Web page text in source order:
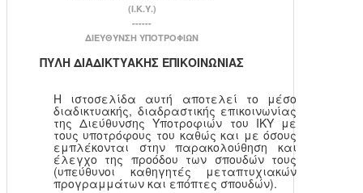
(Ι.Κ.Υ.)
------
ΔΙΕΥΘΥΝΣΗ ΥΠΟΤΡΟΦΙΩΝ
ΠΥΛΗ ΔΙΑΔΙΚΤΥΑΚΗΣ ΕΠΙΚΟΙΝΩΝΙΑΣ
Η ιστοσελίδα αυτή αποτελεί το μέσο
διαδικτυακής, διαδραστικής επικοινωνίας
της Διεύθυνσης Υποτροφιών του ΙΚΥ με
τους υποτρόφους του καθώς και με όσους
εμπλέκονται στην παρακολούθηση και
έλεγχο της προόδου των σπουδών τους
(υπεύθυνοι καθηγητές μεταπτυχιακών
προγραμμάτων και επόπτες σπουδών).